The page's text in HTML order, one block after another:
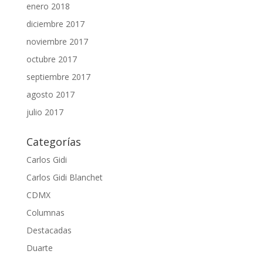
enero 2018
diciembre 2017
noviembre 2017
octubre 2017
septiembre 2017
agosto 2017
julio 2017
Categorías
Carlos Gidi
Carlos Gidi Blanchet
CDMX
Columnas
Destacadas
Duarte